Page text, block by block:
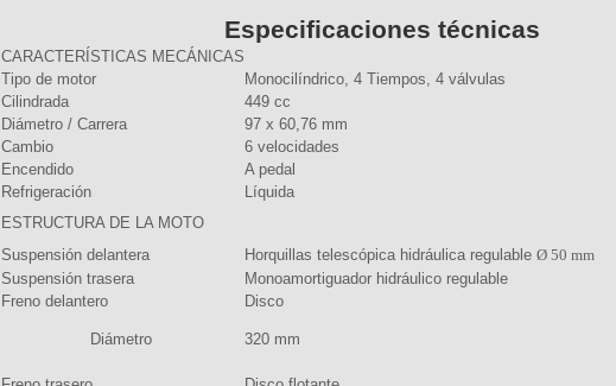
Especificaciones técnicas
CARACTERÍSTICAS MECÁNICAS
Tipo de motor
Monocilíndrico, 4 Tiempos, 4 válvulas
Cilindrada
449 cc
Diámetro / Carrera
97 x 60,76 mm
Cambio
6 velocidades
Encendido
A pedal
Refrigeración
Líquida
ESTRUCTURA DE LA MOTO
Suspensión delantera
Horquillas telescópica hidráulica regulable Ø 50 mm
Suspensión trasera
Monoamortiguador hidráulico regulable
Freno delantero
Disco
Diámetro 320 mm